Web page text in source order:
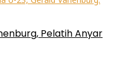
Pelatih Anyar